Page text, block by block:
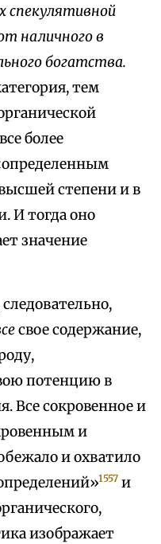
спекулятивной
наличного в
богатства.
тем
более
степени и в
И тогда оно
значение
свое содержание,
потенцию в
Все сокровенное и
и
и охватило
1557 и
изображает